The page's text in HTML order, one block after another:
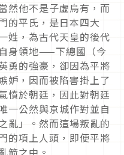
然他不是子虛烏有，而
的平氏，是日本四大
姓，為古代天皇的後代
身領地——下總國（今
勇的強豪，卻因為平將
妒，因而被陷害掛上了
憤於朝廷，因此對朝廷
一公然與京城作對並自
亂」。然而這場叛亂的
的項上人頭，即便平將
箭之中。